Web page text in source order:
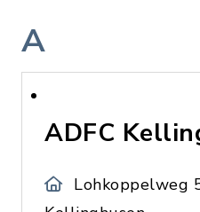
A
ADFC
Lohkoppelweg